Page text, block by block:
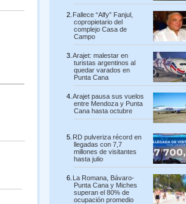
Fallece “Alfy” Fanjul,
copropietario del
complejo Casa de
Campo
Arajet: malestar en
turistas argentinos al
quedar varados en
Punta Cana
Arajet pausa sus vuelos
entre Mendoza y Punta
Cana hasta octubre
RD pulveriza récord en
llegadas con 7,7
millones de visitantes
hasta julio
La Romana, Bávaro-
Punta Cana y Miches
superan el 80% de
ocupación promedio